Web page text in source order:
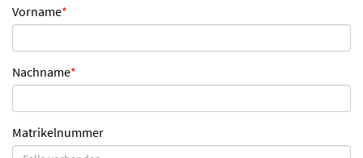
Vorname*
Nachname*
Matrikelnummer